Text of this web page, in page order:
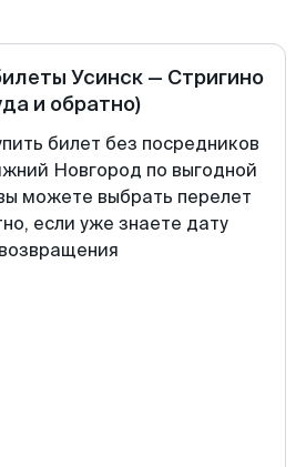
Усинск— Стригино
и обратно)
билет без посредников
Новгород по выгодной
можете выбрать перелет
если уже знаете дату
возвращения